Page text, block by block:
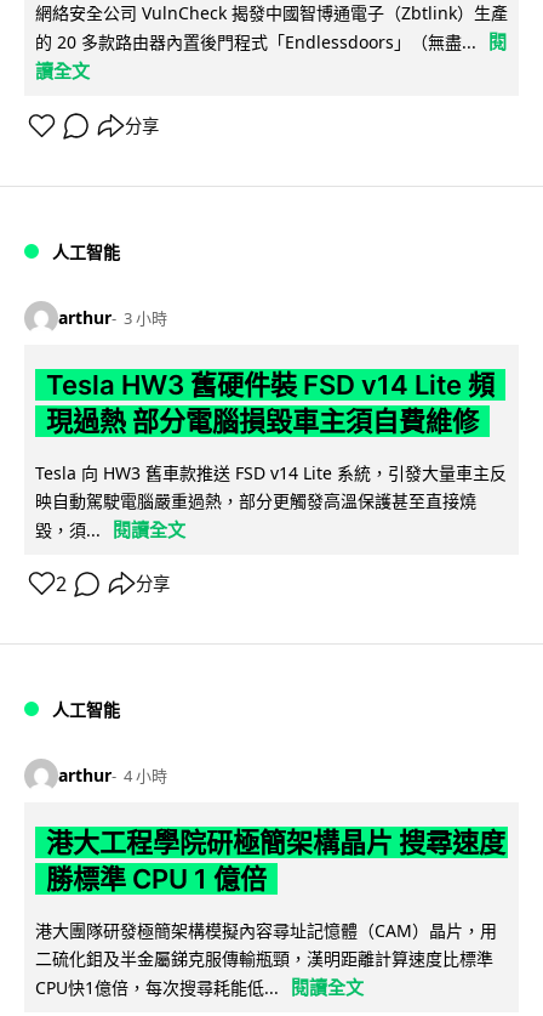
網絡安全公司 VulnCheck 揭發中國智博通電子（Zbtlink）生產
的 20 多款路由器內置後門程式「Endlessdoors」（無盡...
閱
讀全文
分享
人工智能
arthur 3 小時
Tesla HW3 舊硬件裝 FSD v14 Lite 頻
現過熱 部分電腦損毀車主須自費維修
Tesla 向 HW3 舊車款推送 FSD v14 Lite 系統，引發大量車主反
映自動駕駛電腦嚴重過熱，部分更觸發高溫保護甚至直接燒
毀，須...
閱讀全文
2 分享
人工智能
arthur 4 小時
港大工程學院研極簡架構晶片 搜尋速度
勝標準 CPU 1 億倍
港大團隊研發極簡架構模擬內容尋址記憶體（CAM）晶片，用
二硫化鉬及半金屬銻克服傳輸瓶頸，漢明距離計算速度比標準
CPU快1億倍，每次搜尋耗能低...
閱讀全文